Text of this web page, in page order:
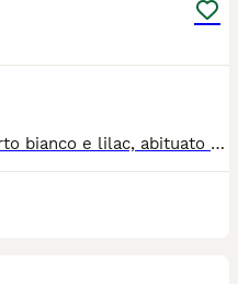
Bellissimo maschietto pelo corto bianco e lilac, abituato a sporcare in giardino, dolcissimo, solo da compagnia, no altri maschi, per informazioni solo telefoniche, 3398754098. Non è in regalo